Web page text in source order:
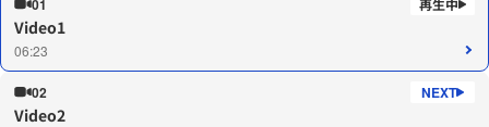
01
Video1
06:23
02
Video2